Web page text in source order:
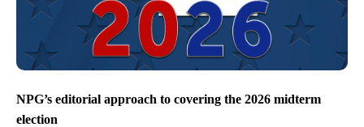
NPG’s editorial approach to covering the 2026 midterm
election